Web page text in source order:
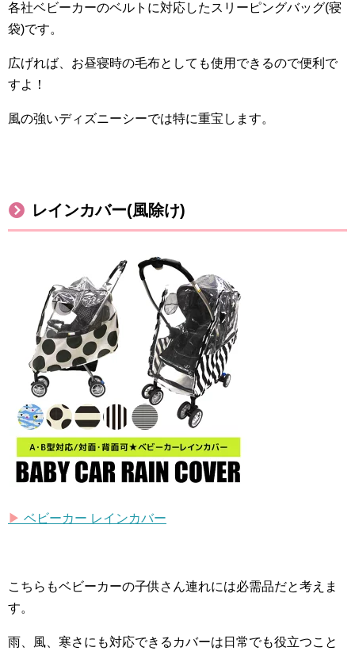
各社ベビーカーのベルトに対応したスリーピングバッグ(寝
袋)です。
広げれば、お昼寝時の毛布としても使用できるので便利で
すよ！
風の強いディズニーシーでは特に重宝します。
レインカバー(風除け)
▶︎ ベビーカー レインカバー
こちらもベビーカーの子供さん連れには必需品だと考えま
す。
雨、風、寒さにも対応できるカバーは日常でも役立つこと